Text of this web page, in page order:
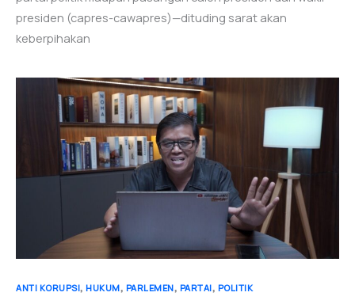
presiden (capres-cawapres)—dituding sarat akan
keberpihakan
ANTI KORUPSI, HUKUM, PARLEMEN, PARTAI, POLITIK